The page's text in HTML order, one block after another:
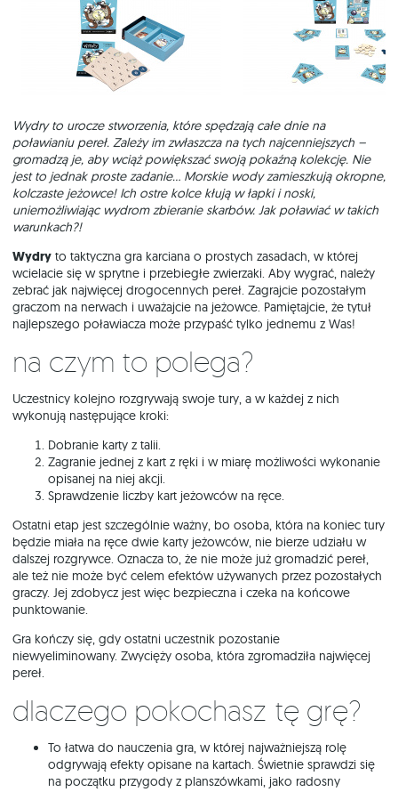
Wydry to urocze stworzenia, które spędzają całe dnie na
poławianiu pereł. Zależy im zwłaszcza na tych najcenniejszych –
gromadzą je, aby wciąż powiększać swoją pokaźną kolekcję. Nie
jest to jednak proste zadanie... Morskie wody zamieszkują okropne,
kolczaste jeżowce! Ich ostre kolce kłują w łapki i noski,
uniemożliwiając wydrom zbieranie skarbów. Jak poławiać w takich
warunkach?!
Wydry to taktyczna gra karciana o prostych zasadach, w której
wcielacie się w sprytne i przebiegłe zwierzaki. Aby wygrać, należy
zebrać jak najwięcej drogocennych pereł. Zagrajcie pozostałym
graczom na nerwach i uważajcie na jeżowce. Pamiętajcie, że tytuł
najlepszego poławiacza może przypaść tylko jednemu z Was!
Na czym to polega?
Uczestnicy kolejno rozgrywają swoje tury, a w każdej z nich
wykonują następujące kroki:
Dobranie karty z talii.
Zagranie jednej z kart z ręki i w miarę możliwości wykonanie
opisanej na niej akcji.
Sprawdzenie liczby kart jeżowców na ręce.
Ostatni etap jest szczególnie ważny, bo osoba, która na koniec tury
będzie miała na ręce dwie karty jeżowców, nie bierze udziału w
dalszej rozgrywce. Oznacza to, że nie może już gromadzić pereł,
ale też nie może być celem efektów używanych przez pozostałych
graczy. Jej zdobycz jest więc bezpieczna i czeka na końcowe
punktowanie.
Gra kończy się, gdy ostatni uczestnik pozostanie
niewyeliminowany. Zwycięży osoba, która zgromadziła najwięcej
pereł.
Dlaczego pokochasz tę grę?
To łatwa do nauczenia gra, w której najważniejszą rolę
odgrywają efekty opisane na kartach. Świetnie sprawdzi się
na początku przygody z planszówkami, jako radosny